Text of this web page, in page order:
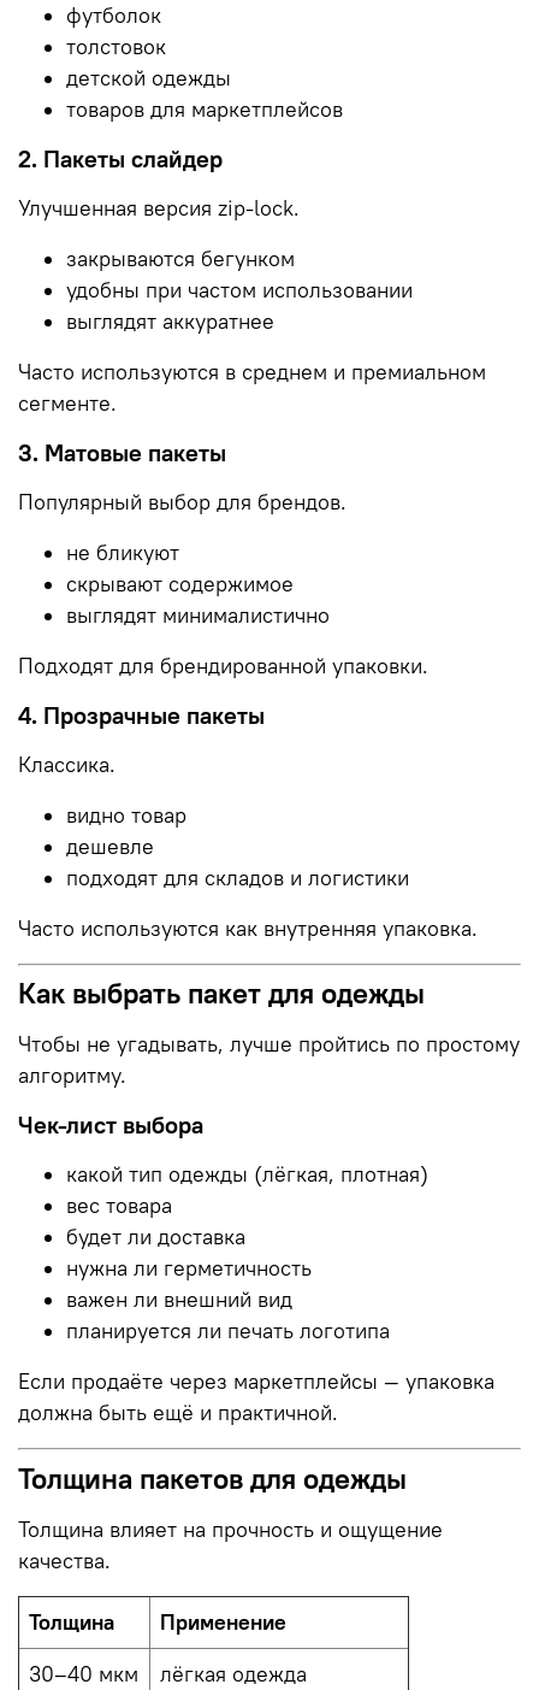
футболок
толстовок
детской одежды
товаров для маркетплейсов
2. Пакеты слайдер
Улучшенная версия zip-lock.
закрываются бегунком
удобны при частом использовании
выглядят аккуратнее
Часто используются в среднем и премиальном
сегменте.
3. Матовые пакеты
Популярный выбор для брендов.
не бликуют
скрывают содержимое
выглядят минималистично
Подходят для брендированной упаковки.
4. Прозрачные пакеты
Классика.
видно товар
дешевле
подходят для складов и логистики
Часто используются как внутренняя упаковка.
Как выбрать пакет для одежды
Чтобы не угадывать, лучше пройтись по простому
алгоритму.
Чек-лист выбора
какой тип одежды (лёгкая, плотная)
вес товара
будет ли доставка
нужна ли герметичность
важен ли внешний вид
планируется ли печать логотипа
Если продаёте через маркетплейсы — упаковка
должна быть ещё и практичной.
Толщина пакетов для одежды
Толщина влияет на прочность и ощущение
качества.
Толщина
Применение
30–40 мкм
лёгкая одежда